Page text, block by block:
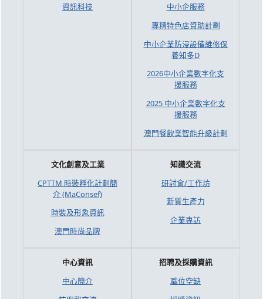
資訊科技
中小企服務
專精特色店資助計劃
中小企業防浸設備維修保
養知多D
2026中小企業數字化支
援服務
2025 中小企業數字化支
援服務
澳門餐飲業智能升級計劃
文化創意及工業
CPTTM 時裝孵化計劃簡
介 (MaConsef)
時裝及形象資訊
澳門時尚品牌
知識交流
研討會/工作坊
新質生產力
企業專訪
中心資訊
中心簡介
招聘及採購資訊
職位空缺